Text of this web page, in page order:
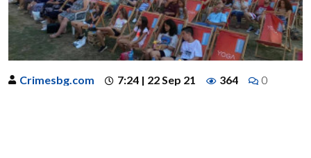
Crimesbg.com 7:24 | 22 Sep 21 364 0